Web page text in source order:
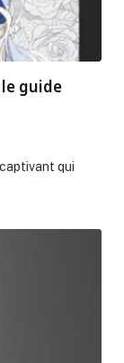
le guide
captivant qui